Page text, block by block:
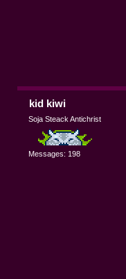
kid kiwi
Soja Steack Antichrist
Messages: 198